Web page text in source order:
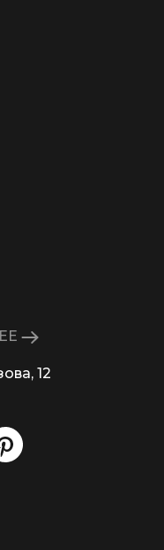
12